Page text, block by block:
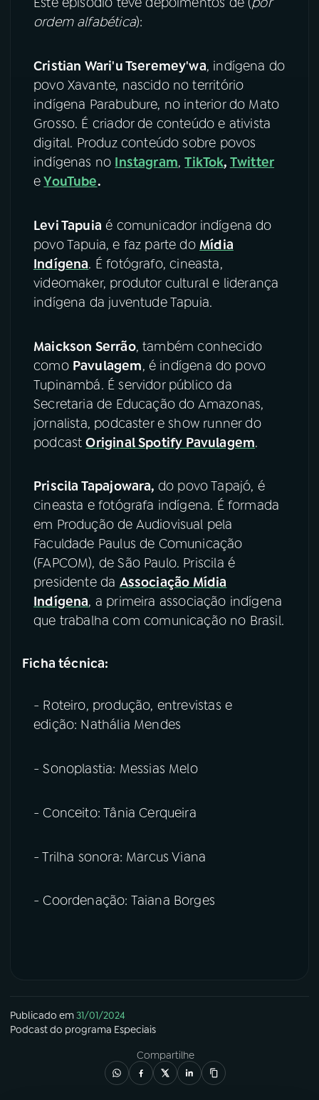
ordem alfabética):
Cristian Wari'u Tseremey'wa, indígena do
povo Xavante, nascido no território
indígena Parabubure, no interior do Mato
Grosso. É criador de conteúdo e ativista
digital. Produz conteúdo sobre povos
indígenas no Instagram,TikTok, Twitter
eYouTube.
Levi Tapuia é comunicador indígena do
povo Tapuia, e faz parte do Mídia
Indígena. É fotógrafo, cineasta,
videomaker, produtor cultural e liderança
indígena da juventude Tapuia.
Maickson Serrão, também conhecido
como Pavulagem, é indígena do povo
Tupinambá. É servidor público da
Secretaria de Educação do Amazonas,
jornalista, podcaster e show runner do
podcastOriginal Spotify Pavulagem.
Priscila Tapajowara, do povo Tapajó, é
cineasta e fotógrafa indígena. É formada
em Produção de Audiovisual pela
Faculdade Paulus de Comunicação
(FAPCOM), de São Paulo. Priscila é
presidente da Associação Mídia
Indígena, a primeira associação indígena
que trabalha com comunicação no Brasil.
Ficha técnica:
- Roteiro, produção, entrevistas e
edição: Nathália Mendes
- Sonoplastia: Messias Melo
- Conceito: Tânia Cerqueira
- Trilha sonora: Marcus Viana
- Coordenação: Taiana Borges
Publicado em31/01/2024
Podcastdo programa Especiais
Compartilhe